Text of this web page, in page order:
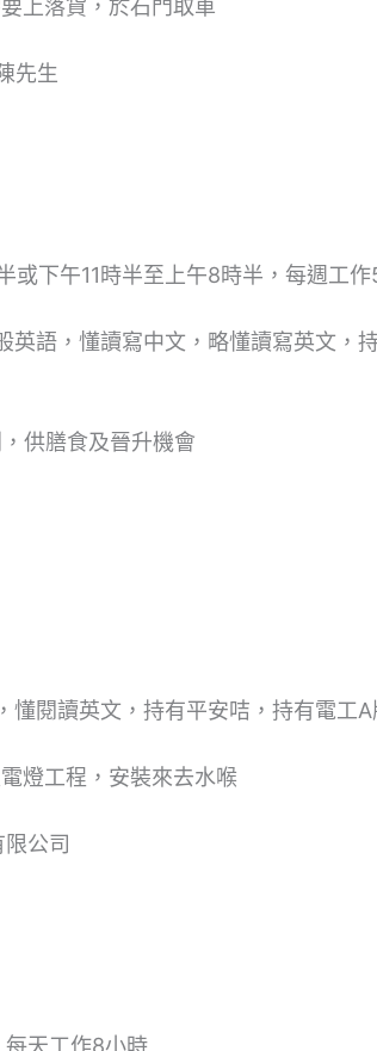
上落貨，於石門取車
先生
或下午11時半至上午8時半，每週工
英語，懂讀寫中文，略懂讀寫英文，
供膳食及晉升機會
懂閱讀英文，持有平安咭，持有電
燈工程，安裝來去水喉
公司
每天工作8小時